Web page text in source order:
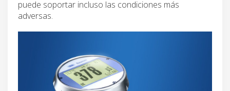
puede soportar incluso las condiciones más
adversas.